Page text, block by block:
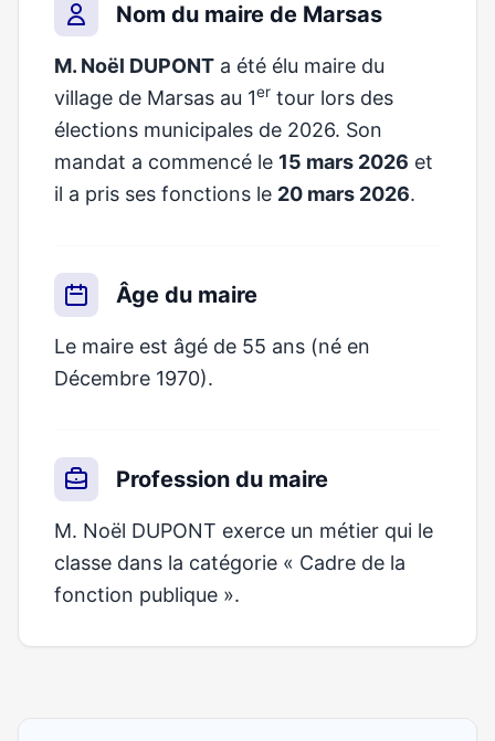
Nom du maire de Marsas
M. Noël DUPONT a été élu maire du
village de Marsas au 1er tour lors des
élections municipales de 2026. Son
mandat a commencé le 15 mars 2026 et
il a pris ses fonctions le 20 mars 2026.
Âge du maire
Le maire est âgé de 55 ans (né en
Décembre 1970).
Profession du maire
M. Noël DUPONT exerce un métier qui le
classe dans la catégorie « Cadre de la
fonction publique ».